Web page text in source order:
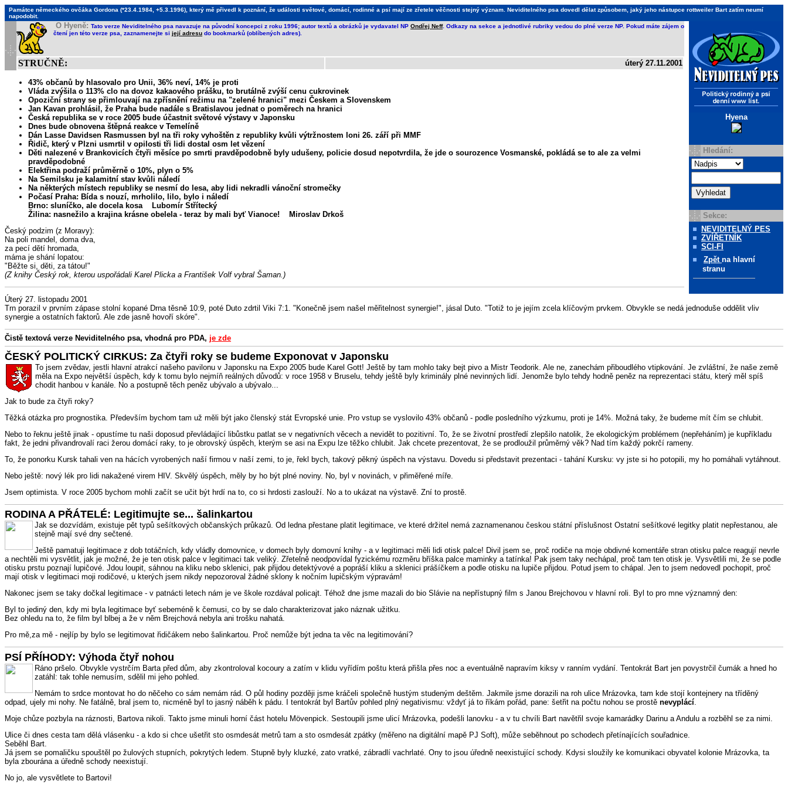
Památce německého ovčáka Gordona (*23.4.1984, +5.3.1996), který mě přivedl k poznání, že události světové, domácí, rodinné a psí mají ze zřetele věčnosti stejný význam. Neviditelného psa dovedl dělat způsobem, jaký jeho nástupce rottweiler Bart zatím neumí
napodobit.
Hyena
Hledání:
Sekce:
NEVIDITELNÝ PES
ZVÍŘETNÍK
SCI-FI
Zpět na hlavní
stranu
O Hyeně: Tato verze Neviditelného psa navazuje na původní koncepci z roku 1996; autor textů a obrázků je vydavatel NP Ondřej Neff. Odkazy na sekce a jednotlivé rubriky vedou do plné verze NP. Pokud máte zájem o
čtení jen této verze psa, zaznamenejte si její adresu do bookmarků (oblíbených adres).
STRUČNĚ: úterý 27.11.2001
43% občanů by hlasovalo pro Unii, 36% neví, 14% je proti
Vláda zvýšila o 113% clo na dovoz kakaového prášku, to brutálně zvýší cenu cukrovinek
Opoziční strany se přimlouvají na zpřísnění režimu na "zelené hranici" mezi Českem a Slovenskem
Jan Kavan prohlásil, že Praha bude nadále s Bratislavou jednat o poměrech na hranici
Česká republika se v roce 2005 bude účastnit světové výstavy v Japonsku
Dnes bude obnovena štěpná reakce v Temelíně
Dán Lasse Davidsen Rasmussen byl na tři roky vyhoštěn z republiky kvůli výtržnostem loni 26. září při MMF
Řidič, který v Plzni usmrtil v opilosti tři lidi dostal osm let vězení
Děti nalezené v Brankovicích čtyři měsíce po smrti pravděpodobně byly udušeny, policie dosud nepotvrdila, že jde o sourozence Vosmanské, pokládá se to ale za velmi
pravděpodobné
Elektřina podraží průměrně o 10%, plyn o 5%
Na Semilsku je kalamitní stav kvůli náledí
Na některých místech republiky se nesmí do lesa, aby lidi nekradli vánoční stromečky
Počasí Praha: Bída s nouzí, mrholilo, lilo, bylo i náledí
Brno: sluníčko, ale docela kosa Lubomír Střítecký
Žilina: nasnežilo a krajina krásne obelela - teraz by mali byť Vianoce! Miroslav Drkoš
Český podzim (z Moravy):
Na poli mandel, doma dva,
za pecí dětí hromada,
máma je shání lopatou:
"Běžte si, děti, za tátou!"
(Z knihy Český rok, kterou uspořádali Karel Plicka a František Volf vybral Šaman.)
Úterý 27. listopadu 2001
Trn porazil v prvním zápase stolní kopané Drna těsně 10:9, poté Duto zdrtil Viki 7:1. "Konečně jsem našel měřitelnost synergie!", jásal Duto. "Totiž to je jejím zcela klíčovým prvkem. Obvykle se nedá jednoduše oddělit vliv
synergie a ostatních faktorů. Ale zde jasně hovoří skóre".
Čistě textová verze Neviditelného psa, vhodná pro PDA, je zde
ČESKÝ POLITICKÝ CIRKUS: Za čtyři roky se budeme Exponovat v Japonsku
To jsem zvědav, jestli hlavní atrakcí našeho pavilonu v Japonsku na Expo 2005 bude Karel Gott! Ještě by tam mohlo taky bejt pivo a Mistr Teodorik. Ale ne, zanechám přiboudlého vtipkování. Je zvláštní, že naše země
měla na Expo největší úspěch, kdy k tomu bylo nejmíň reálných důvodů: v roce 1958 v Bruselu, tehdy ještě byly kriminály plné nevinných lidí. Jenomže bylo tehdy hodně peněz na reprezentaci státu, který měl spíš
chodit hanbou v kanále. No a postupně těch peněz ubývalo a ubývalo...
Jak to bude za čtyři roky?
Těžká otázka pro prognostika. Především bychom tam už měli být jako členský stát Evropské unie. Pro vstup se vyslovilo 43% občanů - podle posledního výzkumu, proti je 14%. Možná taky, že budeme mít čím se chlubit.
Nebo to řeknu ještě jinak - opustíme tu naši doposud převládající libůstku patlat se v negativních věcech a nevidět to pozitivní. To, že se životní prostředí zlepšilo natolik, že ekologickým problémem (nepřeháním) je kupříkladu
fakt, že jedni přivandrovalí raci žerou domácí raky, to je obrovský úspěch, kterým se asi na Expu lze těžko chlubit. Jak chcete prezentovat, že se prodloužil průměrný věk? Nad tím každý pokrčí rameny.
To, že ponorku Kursk tahali ven na hácích vyrobených naší firmou v naší zemi, to je, řekl bych, takový pěkný úspěch na výstavu. Dovedu si představit prezentaci - tahání Kursku: vy jste si ho potopili, my ho pomáhali vytáhnout.
Nebo ještě: nový lék pro lidi nakažené virem HIV. Skvělý úspěch, měly by ho být plné noviny. No, byl v novinách, v přiměřené míře.
Jsem optimista. V roce 2005 bychom mohli začít se učit být hrdí na to, co si hrdosti zaslouží. No a to ukázat na výstavě. Zní to prostě.
RODINA A PŘÁTELÉ: Legitimujte se... šalinkartou
Jak se dozvídám, existuje pět typů sešítkových občanských průkazů. Od ledna přestane platit legitimace, ve které držitel nemá zaznamenanou českou státní příslušnost Ostatní sešítkové legitky platit nepřestanou, ale
stejně mají své dny sečtené.
Ještě pamatuji legitimace z dob totáčních, kdy vládly domovnice, v domech byly domovní knihy - a v legitimaci měli lidi otisk palce! Divil jsem se, proč rodiče na moje obdivné komentáře stran otisku palce reagují nevrle
a nechtěli mi vysvětlit, jak je možné, že je ten otisk palce v legitimaci tak veliký. Zřetelně neodpovídal fyzickému rozměru bříška palce maminky a tatínka! Pak jsem taky nechápal, proč tam ten otisk je. Vysvětlili mi, že se podle
otisku prstu poznají lupičové. Jdou loupit, sáhnou na kliku nebo sklenici, pak přijdou detektývové a popráší kliku a sklenici prášíčkem a podle otisku na lupiče přijdou. Potud jsem to chápal. Jen to jsem nedovedl pochopit, proč
mají otisk v legitimaci moji rodičové, u kterých jsem nikdy nepozoroval žádné sklony k nočním lupičským výpravám!
Nakonec jsem se taky dočkal legitimace - v patnácti letech nám je ve škole rozdával policajt. Téhož dne jsme mazali do bio Slávie na nepřístupný film s Janou Brejchovou v hlavní roli. Byl to pro mne významný den:
Byl to jediný den, kdy mi byla legitimace byť sebeméně k čemusi, co by se dalo charakterizovat jako náznak užitku.
Bez ohledu na to, že film byl blbej a že v něm Brejchová nebyla ani trošku nahatá.
Pro mě,za mě - nejlíp by bylo se legitimovat řidičákem nebo šalinkartou. Proč nemůže být jedna ta věc na legitimování?
PSÍ PŘÍHODY: Výhoda čtyř nohou
Ráno pršelo. Obvykle vystrčím Barta před dům, aby zkontroloval kocoury a zatím v klidu vyřídím poštu která přišla přes noc a eventuálně napravím kiksy v ranním vydání. Tentokrát Bart jen povystrčil čumák a hned ho
zatáhl: tak tohle nemusím, sdělil mi jeho pohled.
Nemám to srdce montovat ho do něčeho co sám nemám rád. O půl hodiny později jsme kráčeli společně hustým studeným deštěm. Jakmile jsme dorazili na roh ulice Mrázovka, tam kde stojí kontejnery na tříděný
odpad, ujely mi nohy. Ne fatálně, bral jsem to, nicméně byl to jasný náběh k pádu. I tentokrát byl Bartův pohled plný negativismu: vždyť já to říkám pořád, pane: šetřit na počtu nohou se prostě nevyplácí
Moje chůze pozbyla na ráznosti, Bartova nikoli. Takto jsme minuli horní část hotelu Mövenpick. Sestoupili jsme ulicí Mrázovka, podešli lanovku - a v tu chvíli Bart navětřil svoje kamarádky Darinu a Andulu a rozběhl se za nimi.
Ulice či dnes cesta tam dělá vlásenku - a kdo si chce ušetřit sto osmdesát metrů tam a sto osmdesát zpátky (měřeno na digitální mapě PJ Soft), může seběhnout po schodech přetínajících souřadnice.
Seběhl Bart.
Já jsem se pomaličku spouštěl po žulových stupních, pokrytých ledem. Stupně byly kluzké, zato vratké, zábradlí vachrlaté. Ony to jsou úředně neexistující schody. Kdysi sloužily ke komunikaci obyvatel kolonie Mrázovka, ta
byla zbourána a úředně schody neexistují.
No jo, ale vysvětlete to Bartovi!